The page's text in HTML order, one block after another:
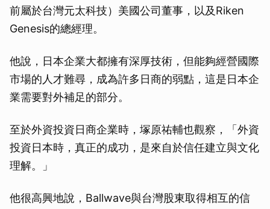
前屬於台灣元太科技）美國公司董事，以及Riken
Genesis的總經理。
他說，日本企業大都擁有深厚技術，但能夠經營國際
市場的人才難尋，成為許多日商的弱點，這是日本企
業需要對外補足的部分。
至於外資投資日商企業時，塚原祐輔也觀察，「外資
投資日本時，真正的成功，是來自於信任建立與文化
理解。」
他很高興地說，Ballwave與台灣股東取得相互的信